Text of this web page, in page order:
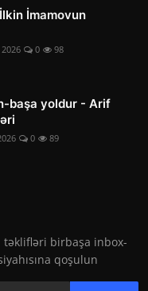
İmamovun
0 98
başa yoldur - Arif
0 89
birbaşa inbox-
qoşulun